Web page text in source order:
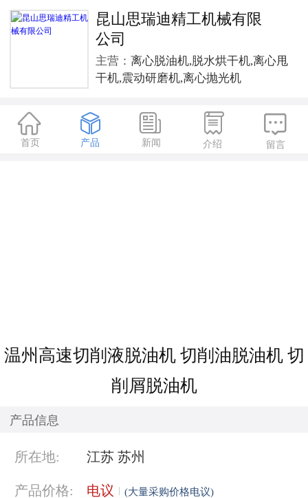
昆山思瑞迪精工机械有限
公司
主营： 离心脱油机,脱水烘干机,离心甩
干机,震动研磨机,离心抛光机

首页

产品

新闻

介绍

留言
温州高速切削液脱油机 切削油脱油机 切
削屑脱油机
产品信息
所在地: 江苏 苏州
产品价格: 电议 (大量采购价格电议)